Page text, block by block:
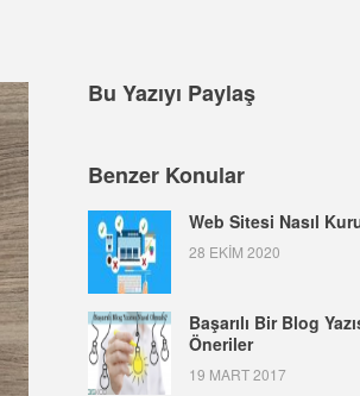
Bu Yazıyı Paylaş
Benzer Konular
Web Sitesi Nasıl
28 EKIM 2020
Başarılı Bir Blog
Öneriler
19 MART 2017